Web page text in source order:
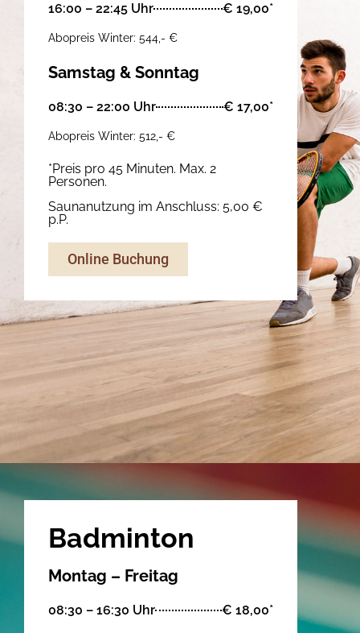
16:00 – 22:45 Uhr € 19,00*
Abopreis Winter: 544,- €
Samstag & Sonntag
08:30 – 22:00 Uhr € 17,00*
Abopreis Winter: 512,- €
*Preis pro 45 Minuten. Max. 2
Personen.
Saunanutzung im Anschluss: 5,00 €
p.P.
Online Buchung
Badminton
Montag – Freitag
08:30 – 16:30 Uhr € 18,00*